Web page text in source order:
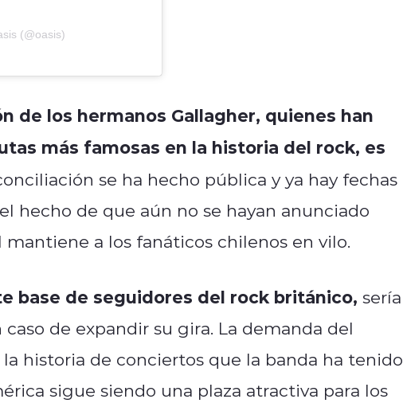
(@oasis)
de los hermanos Gallagher, quienes han
más famosas en la historia del rock, es
se ha hecho pública y ya hay fechas
hecho de que aún no se hayan anunciado
a los fanáticos chilenos en vilo.
base de seguidores del rock británico, sería
de expandir su gira. La demanda del
historia de conciertos que la banda ha tenido
sigue siendo una plaza atractiva para los